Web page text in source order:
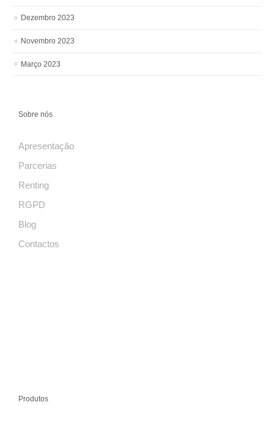
Dezembro 2023
Novembro 2023
Março 2023
Sobre nós
Apresentação
Parcerias
Renting
RGPD
Blog
Contactos
Produtos